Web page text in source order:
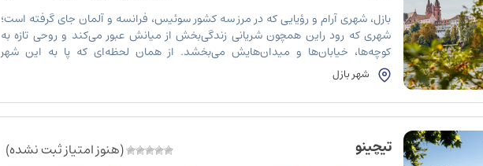
بازل، شهری آرام و رؤیایی که در مرز سه کشور سوئیس، فرانسه و آلمان جای گرفته است؛
شهری که رود راین همچون شریانی زندگی‌بخش از میانش عبور می‌کند و روحی تازه به
کوچه‌ها، خیابان‌ها و میدان‌هایش می‌بخشد. از همان لحظه‌ای که پا به این شهر
می‌گذارید، احساس می‌کنید در جایی خاص و مملو از رمز […]
شهر بازل
تیچینو (هنوز امتیاز ثبت نشده)